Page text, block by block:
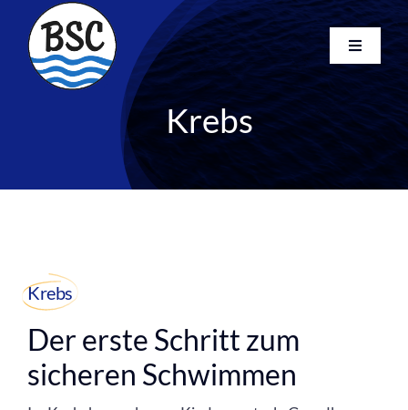
content
Toggle
Startseite
Search
for:
Krebs
Krebs
Der erste Schritt zum
sicheren Schwimmen